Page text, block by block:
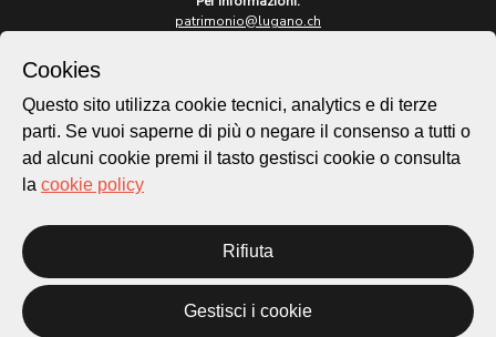
patrimonio@lugano.ch
lugano.ch
Cookie policy
Homepage
Temi
Mappa
Novità
Cookies
Questo sito utilizza cookie tecnici, analytics e di terze
parti. Se vuoi saperne di più o negare il consenso a tutti o
ad alcuni cookie premi il tasto gestisci cookie o consulta
la cookie policy
Rifiuta
Gestisci i cookie